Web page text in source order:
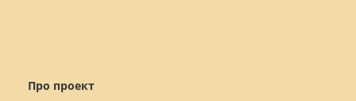
Про проект